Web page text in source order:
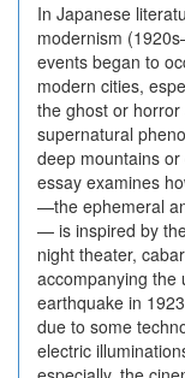
In Japanese
modernism
events began to
modern cities,
the ghost or
supernatural
deep mountains
essay examines
—the ephemeral
— is inspired by
night theater,
accompanying the
earthquake in
due to some
electric